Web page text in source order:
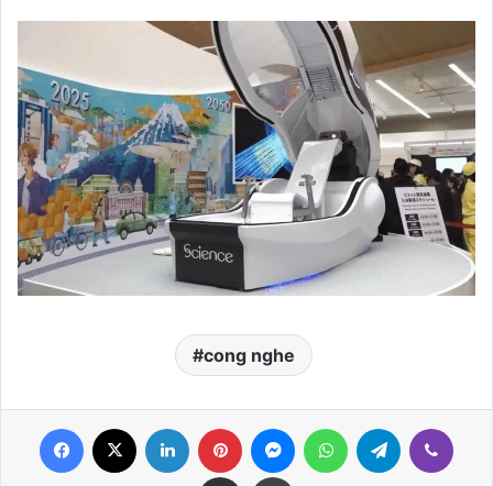
cong nghe
Facebook LinkedIn Pinterest MessengerWhatsAppTelegram
Share via Email Print